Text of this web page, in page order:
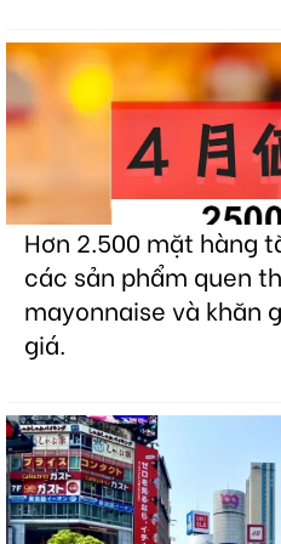
Hơn 2.500 mặt hàng
các sản phẩm quen
mayonnaise và khăn
giá.